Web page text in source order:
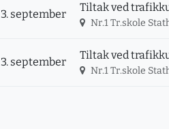
3. september
Tiltak ved
Nr.1 Tr.skole
3. september
Tiltak ved
Nr.1 Tr.skole